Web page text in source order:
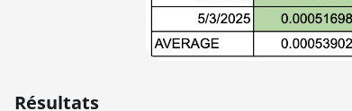
Résultats